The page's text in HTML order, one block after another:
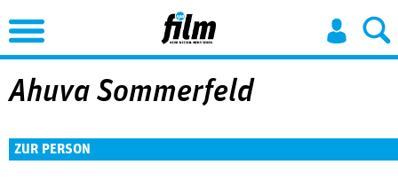
Jump to Navigation
Ahuva Sommerfeld
ZUR PERSON